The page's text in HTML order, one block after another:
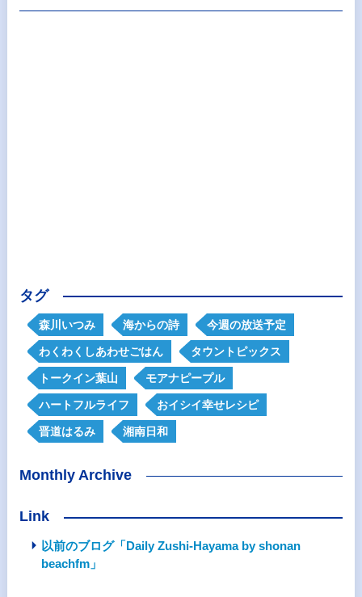
タグ
森川いつみ 海からの詩 今週の放送予定
わくわくしあわせごはん タウントピックス
トークイン葉山 モアナピープル
ハートフルライフ おイシイ幸せレシピ
晋道はるみ 湘南日和
Monthly Archive
Link
以前のブログ「Daily Zushi-Hayama by shonan
beachfm」